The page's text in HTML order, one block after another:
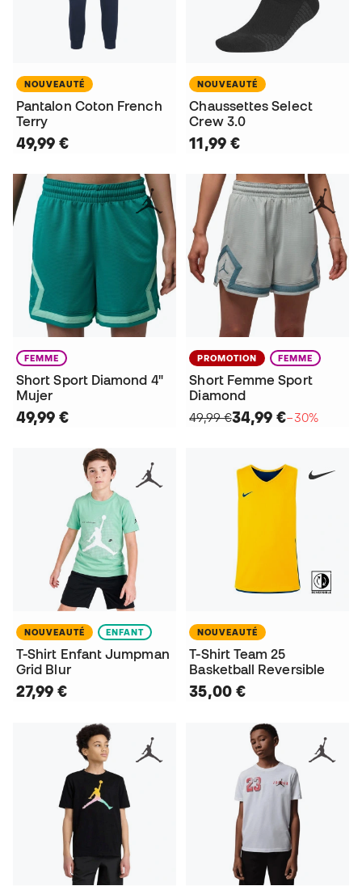
NOUVEAUTÉ
Pantalon Coton French
Terry
49,99 €
NOUVEAUTÉ
Chaussettes Select
Crew 3.0
11,99 €
FEMME
Short Sport Diamond 4"
Mujer
49,99 €
PROMOTION FEMME
Short Femme Sport
Diamond
49,99 €34,99 €−30%
NOUVEAUTÉ ENFANT
T-Shirt Enfant Jumpman
Grid Blur
27,99 €
NOUVEAUTÉ
T-Shirt Team 25
Basketball Reversible
35,00 €